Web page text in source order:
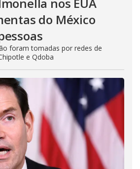
do México
foram tomadas por redes de
e Qdoba